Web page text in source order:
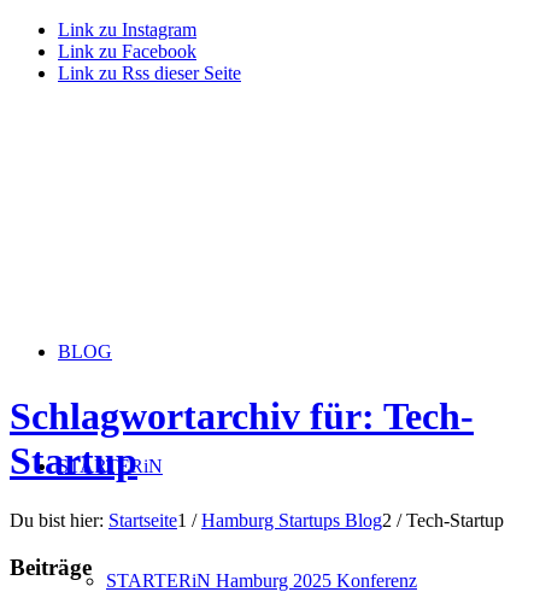
Link zu Instagram
Link zu Facebook
Link zu Rss dieser Seite
BLOG
STARTERiN
STARTERiN Hamburg 2025 Konferenz
Schlagwortarchiv für: Tech-
Startup
Du bist hier: Startseite1 / Hamburg Startups Blog2 / Tech-Startup
Beiträge